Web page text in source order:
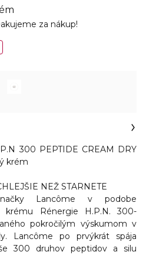
za nákup!
300 PEPTIDE CREAM DRY
krém
NEŽ STARNETE
Lancôme v podobe
krému Rénergie H.P.N. 300-
pokročilým výskumom v
Lancôme po prvýkrát spája
300 druhov peptidov a silu